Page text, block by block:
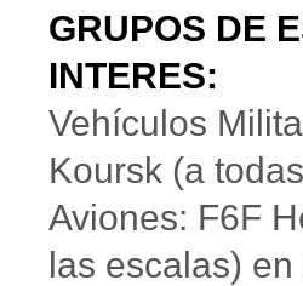
GRUPOS DE
INTERES:
Vehículos
Koursk (a
Aviones: F6F
las escalas)